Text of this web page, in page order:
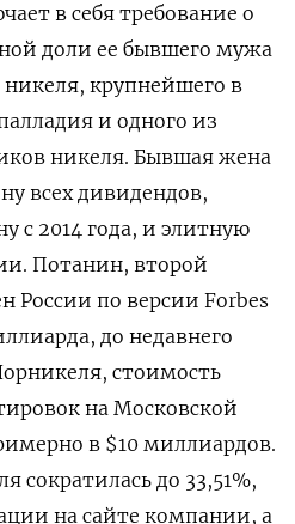
в себя требование о
доли ее бывшего мужа
крупнейшего в
и одного из
никеля. Бывшая жена
всех дивидендов,
с 2014 ​года, и элитную
Потанин, второй
России по версии Forbes
до недавнего
стоимость
на Московской
в $10 миллиардов.
сократилась до ​33,51%,
на сайте компании, а